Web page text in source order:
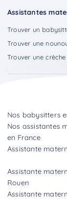
Assistantes
Trouver un
Trouver une
Trouver une crèche
Nos babysitters
Nos assistantes
en France
Assistante
Assistante
Rouen
Assistante